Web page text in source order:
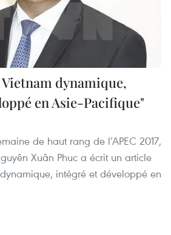
Vietnam dynamique,
en Asie-Pacifique"
de haut rang de l’APEC 2017,
Xuân Phuc a écrit un article
intégré et développé en